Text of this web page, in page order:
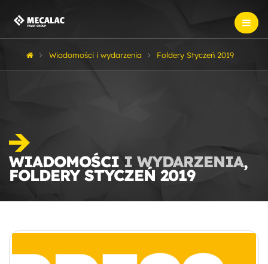
Wiadomości i wydarzenia Foldery Styczeń 2019
WIADOMOŚCI I WYDARZENIA,
FOLDERY STYCZEŃ 2019